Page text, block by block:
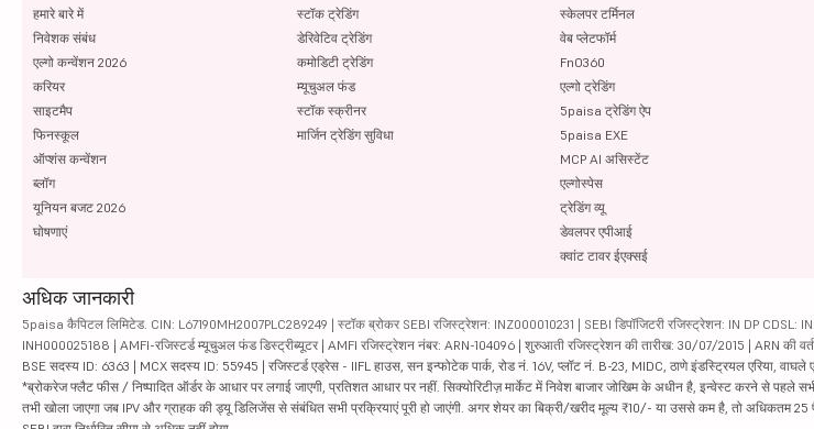
हमारे बारे में
निवेशक संबंध
एल्गो कन्वेंशन 2026
करियर
साइटमैप
फिनस्कूल
ऑप्शंस कन्वेंशन
ब्लॉग
यूनियन बजट 2026
घोषणाएं
स्टॉक ट्रेडिंग
डेरिवेटिव ट्रेडिंग
कमोडिटी ट्रेडिंग
म्यूचुअल फंड
स्टॉक स्क्रीनर
मार्जिन ट्रेडिंग सुविधा
स्केलपर टर्मिनल
वेब प्लेटफॉर्म
FnO360
एल्गो ट्रेडिंग
5paisa ट्रेडिंग ऐप
5paisa EXE
MCP AI असिस्टेंट
एल्गोस्पेस
ट्रेडिंग व्यू
डेवलपर एपीआई
क्वांट टावर ईएक्सई
अधिक जानकारी
5paisa कैपिटल लिमिटेड. CIN: L67190MH2007PLC289249 | स्टॉक ब्रोकर SEBI रजिस्ट्रेशन: INZ000010231 | SEBI डिपॉजिटरी रजिस्ट्रेशन: IN DP CDSL:
INH000025188 | AMFI-रजिस्टर्ड म्यूचुअल फंड डिस्ट्रीब्यूटर | AMFI रजिस्ट्रेशन नंबर: ARN-104096 | शुरुआती रजिस्ट्रेशन की तारीख: 30/07/2015 | ARN की
BSE सदस्य ID: 6363 | MCX सदस्य ID: 55945 | रजिस्टर्ड एड्रेस - IIFL हाउस, सन इन्फोटेक पार्क, रोड नं. 16V, प्लॉट नं. B-23, MIDC, ठाणे इंडस्ट्रियल एरिया, वाघले
*ब्रोकरेज फ्लैट फीस / निष्पादित ऑर्डर के आधार पर लगाई जाएगी, प्रतिशत आधार पर नहीं. सिक्योरिटीज़ मार्केट में निवेश बाजार जोखिम के अधीन है, इन्वेस्ट करने से पहले
तभी खोला जाएगा जब IPV और ग्राहक की ड्यू डिलिजेंस से संबंधित सभी प्रक्रियाएं पूरी हो जाएंगी. अगर शेयर का बिक्री/खरीद मूल्य ₹10/- या उससे कम है, तो अधिकतम